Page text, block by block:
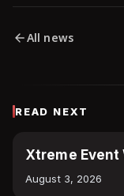
All news
READ NEXT
EVENT
Xtreme Event
August 3, 2026